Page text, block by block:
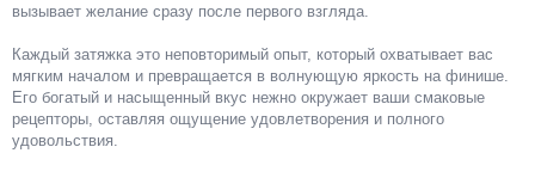
вызывает желание сразу после первого взгляда.
Каждый затяжка это неповторимый опыт, который охватывает вас
мягким началом и превращается в волнующую яркость на финише.
Его богатый и насыщенный вкус нежно окружает ваши смаковые
рецепторы, оставляя ощущение удовлетворения и полного
удовольствия.